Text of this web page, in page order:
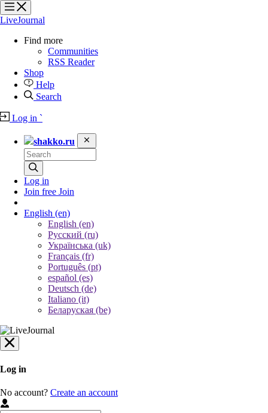
?
?
LiveJournal
Find more
Communities
RSS Reader
Shop
Help
Search
Log in `
shakko.ru
Log in
Join free Join
English (en)
English (en)
Русский (ru)
Українська (uk)
Français (fr)
Português (pt)
español (es)
Deutsch (de)
Italiano (it)
Беларуская (be)
Log in
No account? Create an account